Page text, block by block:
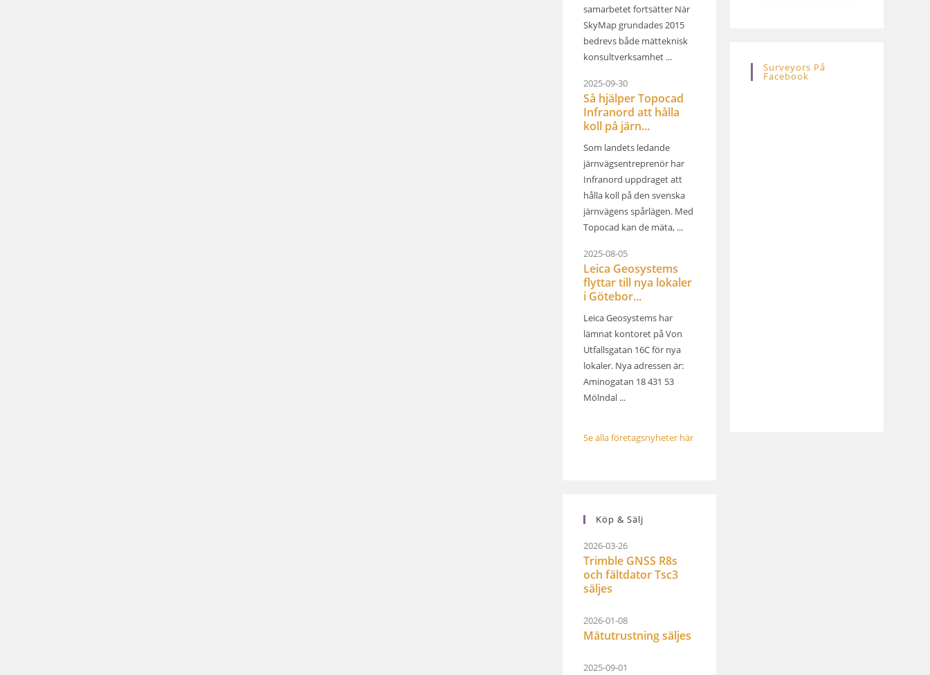
samarbetet fortsätter När
SkyMap grundades 2015
bedrevs både mätteknisk
konsultverksamhet ...
2025-09-30
Så hjälper Topocad
Infranord att hålla
koll på järn...
Som landets ledande
järnvägsentreprenör har
Infranord uppdraget att
hålla koll på den svenska
järnvägens spårlägen. Med
Topocad kan de mäta, ...
2025-08-05
Leica Geosystems
flyttar till nya lokaler
i Götebor...
Leica Geosystems har
lämnat kontoret på Von
Utfallsgatan 16C för nya
lokaler. Nya adressen är:
Aminogatan 18 431 53
Mölndal ...
Se alla företagsnyheter här
Köp & Sälj
2026-03-26
Trimble GNSS R8s
och fältdator Tsc3
säljes
2026-01-08
Mätutrustning säljes
2025-09-01
Surveyors På
Facebook